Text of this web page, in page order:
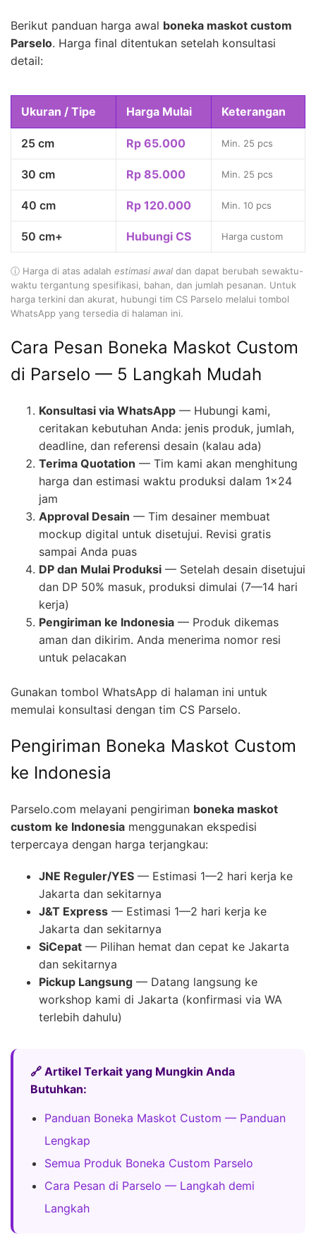
Berikut panduan harga awal boneka maskot custom
Parselo. Harga final ditentukan setelah konsultasi
detail:
Ukuran / Tipe Harga Mulai Keterangan
25 cm Rp 65.000 Min. 25 pcs
30 cm Rp 85.000 Min. 25 pcs
40 cm Rp 120.000 Min. 10 pcs
50 cm+ Hubungi CS Harga custom
ⓘ Harga di atas adalah estimasi awal dan dapat berubah sewaktu-
waktu tergantung spesifikasi, bahan, dan jumlah pesanan. Untuk
harga terkini dan akurat, hubungi tim CS Parselo melalui tombol
WhatsApp yang tersedia di halaman ini.
Cara Pesan Boneka Maskot Custom
di Parselo — 5 Langkah Mudah
Konsultasi via WhatsApp — Hubungi kami,
ceritakan kebutuhan Anda: jenis produk, jumlah,
deadline, dan referensi desain (kalau ada)
Terima Quotation — Tim kami akan menghitung
harga dan estimasi waktu produksi dalam 1×24
jam
Approval Desain — Tim desainer membuat
mockup digital untuk disetujui. Revisi gratis
sampai Anda puas
DP dan Mulai Produksi — Setelah desain disetujui
dan DP 50% masuk, produksi dimulai (7—14 hari
kerja)
Pengiriman ke Indonesia — Produk dikemas
aman dan dikirim. Anda menerima nomor resi
untuk pelacakan
Gunakan tombol WhatsApp di halaman ini untuk
memulai konsultasi dengan tim CS Parselo.
Pengiriman Boneka Maskot Custom
ke Indonesia
Parselo.com melayani pengiriman boneka maskot
custom ke Indonesia menggunakan ekspedisi
terpercaya dengan harga terjangkau:
JNE Reguler/YES — Estimasi 1—2 hari kerja ke
Jakarta dan sekitarnya
J&T Express — Estimasi 1—2 hari kerja ke
Jakarta dan sekitarnya
SiCepat — Pilihan hemat dan cepat ke Jakarta
dan sekitarnya
Pickup Langsung — Datang langsung ke
workshop kami di Jakarta (konfirmasi via WA
terlebih dahulu)
🔗 Artikel Terkait yang Mungkin Anda
Butuhkan:
Panduan Boneka Maskot Custom — Panduan
Lengkap
Semua Produk Boneka Custom Parselo
Cara Pesan di Parselo — Langkah demi
Langkah